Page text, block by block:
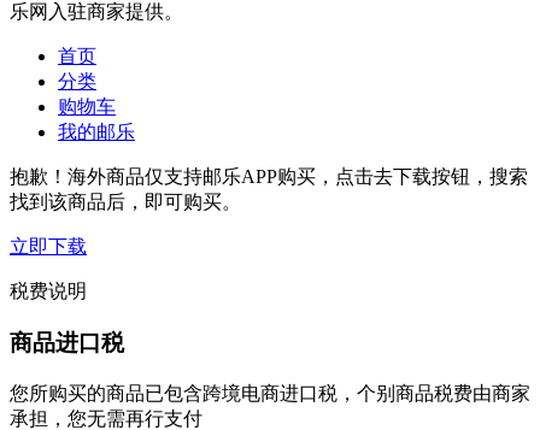
乐网入驻商家提供。
首页
分类
购物车
我的邮乐
抱歉！海外商品仅支持邮乐APP购买，点击去下载按钮，搜索
找到该商品后，即可购买。
立即下载
税费说明
商品进口税
您所购买的商品已包含跨境电商进口税，个别商品税费由商家
承担，您无需再行支付